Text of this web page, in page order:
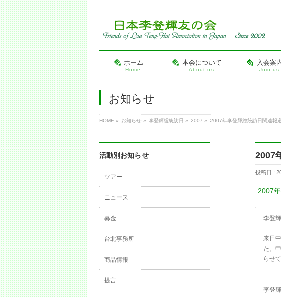
ホーム
Home
本会について
About us
入会案
Join us
お知らせ
HOME » お知らせ » 李登輝総統訪日 » 2007 » 2007年李登輝総統訪日関連報
2007
投稿日 :
2007
李登
来日
た。
らせ
李登
活動別お知らせ
ツアー
ニュース
募金
台北事務所
商品情報
提言